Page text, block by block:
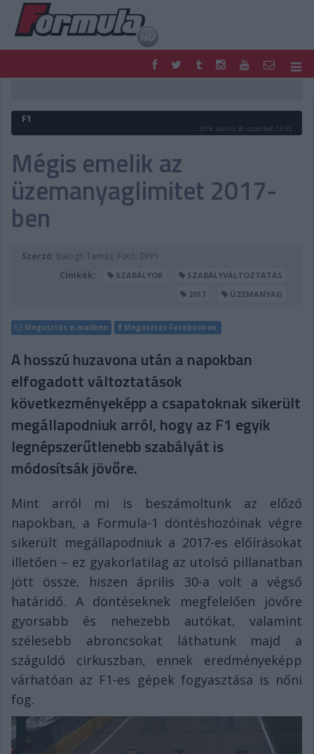
FORMULA
MOTOR
PODCAST
SHOP
LIVE
TIPPJÁTÉK
DIGITÁLIS MAGAZIN
PONTÁLLÁSOK
VERSENYNAPTÁRAK
F1
2016. április 30. szombat, 15:55
Mégis emelik az
üzemanyaglimitet 2017-
ben
Szerző: Balogh Tamás; Fotó: DPPI
Címkék:
SZABÁLYOK
SZABÁLYVÁLTOZTATÁS
2017
ÜZEMANYAG
Megosztás e-mailben Megosztás Facebookon
A hosszú huzavona után a napokban
elfogadott változtatások
következményeképp a csapatoknak sikerült
megállapodniuk arról, hogy az F1 egyik
legnépszerűtlenebb szabályát is
módosítsák jövőre.
Mint arról mi is beszámoltunk az előző
napokban, a Formula-1 döntéshozóinak végre
sikerült megállapodniuk a 2017-es előírásokat
illetően – ez gyakorlatilag az utolsó pillanatban
jött össze, hiszen április 30-a volt a végső
határidő. A döntéseknek megfelelően jövőre
gyorsabb és nehezebb autókat, valamint
szélesebb abroncsokat láthatunk majd a
száguldó cirkuszban, ennek eredményeképp
várhatóan az F1-es gépek fogyasztása is nőni
fog.